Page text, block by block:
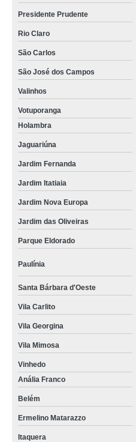
Presidente Prudente
Rio Claro
São Carlos
São José dos Campos
Valinhos
Votuporanga
Holambra
Jaguariúna
Jardim Fernanda
Jardim Itatiaia
Jardim Nova Europa
Jardim das Oliveiras
Parque Eldorado
Paulínia
Santa Bárbara d'Oeste
Vila Carlito
Vila Georgina
Vila Mimosa
Vinhedo
Anália Franco
Belém
Ermelino Matarazzo
Itaquera